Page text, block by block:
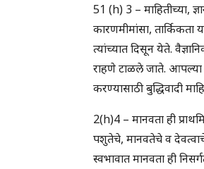
51 (h) 3 – माहितीच्या,
कारणमीमांसा,
त्यांच्यात दिसून येते.
राहणे टाळले जाते. आपल्या
करण्यासाठी बुद्धिवादी
2(h)4 – मानवता ही
पशुतेचे, मानवतेचे व
स्वभावात मानवता ही